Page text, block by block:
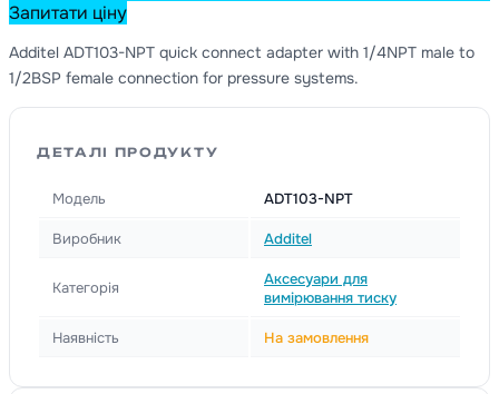
Запитати ціну
Additel ADT103-NPT quick connect adapter with 1/4NPT male to
1/2BSP female connection for pressure systems.
ДЕТАЛІ ПРОДУКТУ
Модель ADT103-NPT
Виробник Additel
Категорія
Аксесуари для
вимірювання тиску
Наявність На замовлення